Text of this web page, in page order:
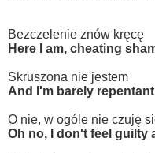
Bezczelenie znów kręcę
Here I am, cheating
Skruszona nie jestem
And I'm barely repentant
O nie, w ogóle nie czuję
Oh no, I don't feel guilty